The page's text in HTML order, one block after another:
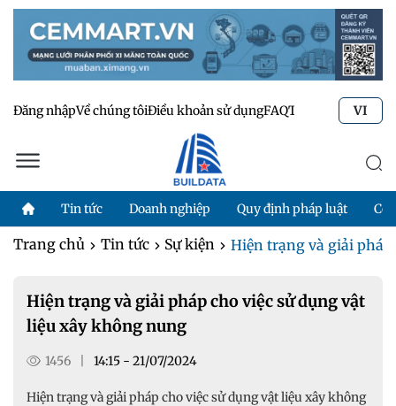
Đăng nhậpVề chúng tôiĐiều khoản sử dụngFAQTư vấn kỹ thuật
VI
Tin tức Doanh nghiệp Quy định pháp luật
Trang chủ Tin tức Sự kiện Hiện trạng và giải pháp
Hiện trạng và giải pháp cho việc sử dụng vật
liệu xây không nung
1456 14:15 - 21/07/2024
Hiện trạng và giải pháp cho việc sử dụng vật liệu xây không